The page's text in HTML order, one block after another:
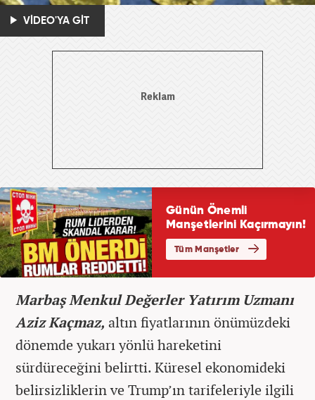
VİDEO'YA GİT
Marbaş Menkul Değerler Yatırım Uzmanı
Aziz Kaçmaz, altın fiyatlarının önümüzdeki
dönemde yukarı yönlü hareketini
sürdüreceğini belirtti. Küresel ekonomideki
belirsizliklerin ve Trump’ın tarifeleriyle ilgili